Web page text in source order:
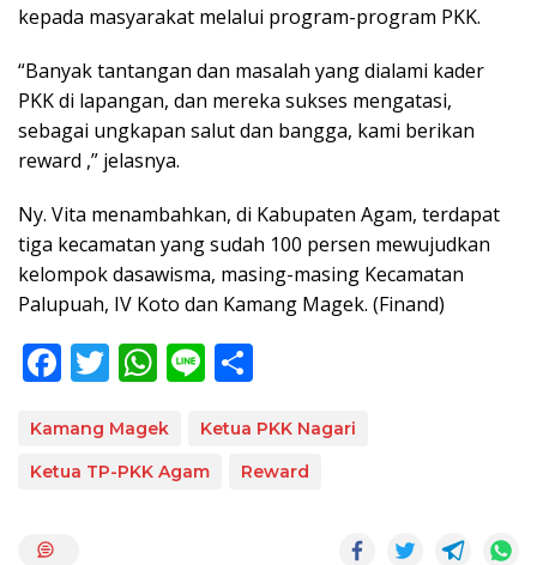
kepada masyarakat melalui program-program PKK.
“Banyak tantangan dan masalah yang dialami kader
PKK di lapangan, dan mereka sukses mengatasi,
sebagai ungkapan salut dan bangga, kami berikan
reward ,” jelasnya.
Ny. Vita menambahkan, di Kabupaten Agam, terdapat
tiga kecamatan yang sudah 100 persen mewujudkan
kelompok dasawisma, masing-masing Kecamatan
Palupuah, IV Koto dan Kamang Magek. (Finand)
F
e
b
T
itt
er
W
at
s
Li
e ar
e
Kamang Magek
Ketua PKK Nagari
Ketua TP-PKK Agam
Reward